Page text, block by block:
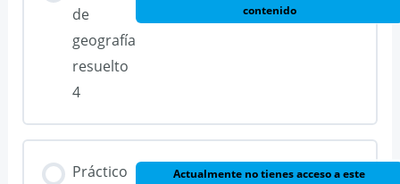
de
geografía
resuelto
4
contenido
Práctico
Actualmente no tienes acceso a este